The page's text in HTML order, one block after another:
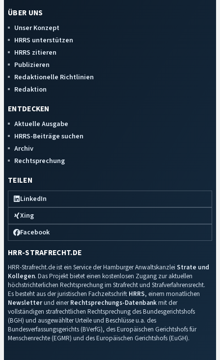
ÜBER UNS
Unser Konzept
HRRS unterstützen
HRRS zitieren
Publizieren
Redaktionelle Richtlinien
Redaktion
ENTDECKEN
Aktuelle Ausgabe
HRRS-Beiträge suchen
Archiv
Rechtsprechung
TEILEN
LinkedIn
Xing
Facebook
HRR-STRAFRECHT.DE
HRR-Strafrecht.de ist ein Service der Hamburger Anwaltskanzlei Strate und
Kollegen. Das Projekt bietet einen kostenlosen Zugang zur aktuellen
höchstrichterlichen Rechtsprechung im Strafrecht und Strafverfahrensrecht.
Es besteht aus der juristischen Fachzeitschrift HRRS, einem monatlichen
Newsletterund einerRechtsprechungs-Datenbankmit der
vollständigen strafrechtlichen Rechtsprechung des Bundesgerichtshofs
(BGH) und ausgewählter Urteile und Beschlüsse u.a. des
Bundesverfassungsgerichts (BVerfG), des Europäischen Gerichtshofs für
Menschenrechte (EGMR) und des Europäischen Gerichtshofs (EuGH).